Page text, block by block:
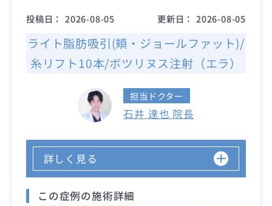
投稿日： 2026-08-05 更新日： 2026-08-05
ライト脂肪吸引(頬・ジョールファット)/
糸リフト10本/ボツリヌス注射（エラ）
担当ドクター
石井 達也 院長
詳しく見る
この症例の施術詳細